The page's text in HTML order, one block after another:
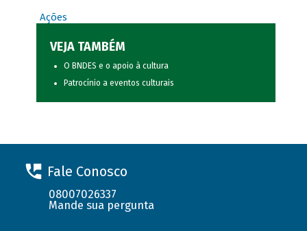
Ações
VEJA TAMBÉM
O BNDES e o apoio à cultura
Patrocínio a eventos culturais
Fale Conosco
08007026337
Mande sua pergunta